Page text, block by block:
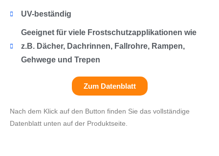
UV-beständig
Geeignet für viele Frostschutzapplikationen wie
z.B. Dächer, Dachrinnen, Fallrohre, Rampen,
Gehwege und Trepen
Zum Datenblatt
Nach dem Klick auf den Button finden Sie das vollständige
Datenblatt unten auf der Produktseite.